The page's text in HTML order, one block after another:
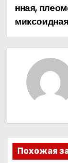
в
г
п
нная,
миксоидная
Похожая